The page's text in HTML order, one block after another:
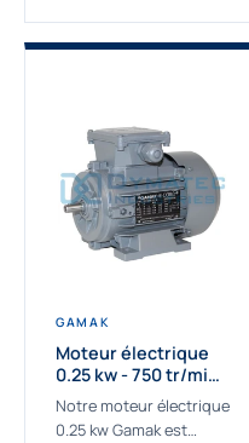
GAMAK
Moteur électrique
0.25 kw - 750 tr/min -
230/400V - IE3
Notre moteur électrique
0.25 kw Gamak est